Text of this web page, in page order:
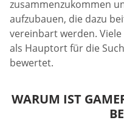
zusammenzukommen
aufzubauen, die dazu
vereinbart werden.
als Hauptort für die
bewertet.
WARUM IST